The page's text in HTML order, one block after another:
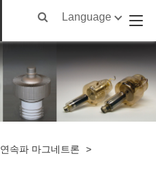
Language
연속파 마그네트론
>